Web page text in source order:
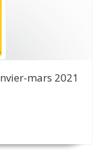
mars 2021